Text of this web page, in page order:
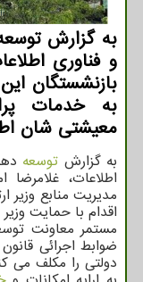
به گزارش
و فناوری
بازنشستگان
به خدمات
معیشتی شان
به گزارش توسعه
اطلاعات،
مدیریت منابع وزیر
اقدام با حمایت
مستمر معاونت
دولتی را مکلف می